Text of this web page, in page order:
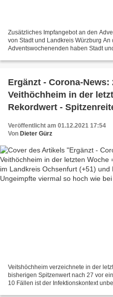
Zusätzliches Impfangebot an den
von Stadt und Landkreis Würzburg An
Adventswochenenden haben Stadt
Margetshöchheim...
Ergänzt - Corona-News: 29 positive Tests in
Veithöchheim in der
Rekordwert -
Inzidenzwert
Veröffentlicht am 01.12.2021 17:54
Von Dieter Gürz
Veitshöchheim verzeichnete in der
bisherigen Spitzenwert nach 27 vor
10 Fällen ist der Infektionskontext